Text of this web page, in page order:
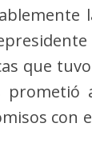
que
con